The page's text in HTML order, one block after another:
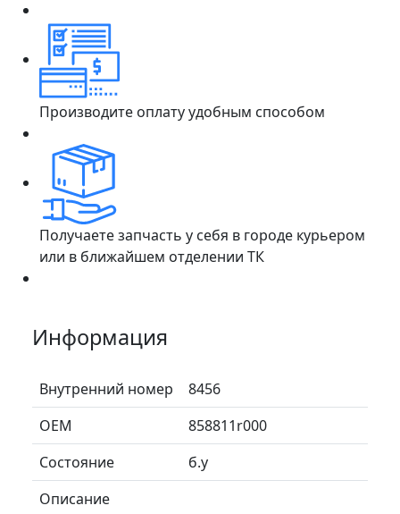
Производите оплату удобным способом
Получаете запчасть у себя в городе курьером
или в ближайшем отделении ТК
Информация
Внутренний номер
8456
ОЕМ
858811r000
Состояние
б.у
Описание